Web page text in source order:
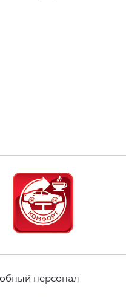
персонал